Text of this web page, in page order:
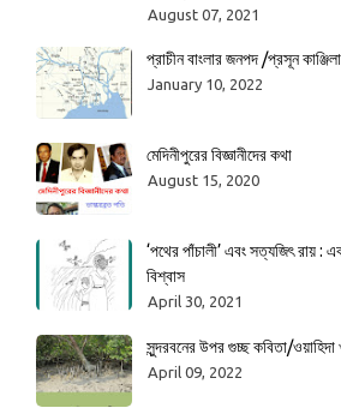
August 07, 2021
প্রাচীন বাংলার জনপদ /প্রসূন
January 10, 2022
মেদিনীপুরের বিজ্ঞানীদের কথা
August 15, 2020
‘পথের পাঁচালী’ এবং সত্যজিৎ রায় :
বিশ্বাস
April 30, 2021
সুন্দরবনের উপর গুচ্ছ কবিতা/ওয়াহিদা
April 09, 2022